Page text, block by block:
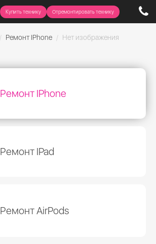
Купить технику Отремонтировать технику
Ремонт IPhone Нет изображения
Ремонт IPhone
Ремонт IPad
Ремонт AirPods